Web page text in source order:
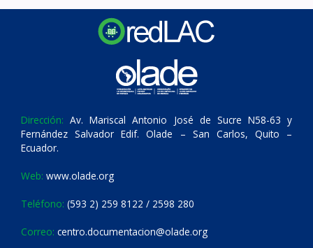
Dirección: Av. Mariscal Antonio José de Sucre N58-63 y
Fernández Salvador Edif. Olade – San Carlos, Quito –
Ecuador.
Web: www.olade.org
Teléfono: (593 2) 259 8122 / 2598 280
Correo: centro.documentacion@olade.org